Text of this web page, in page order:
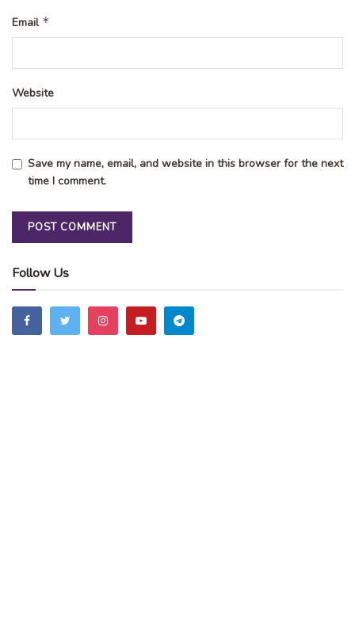
Email *
Website
Save my name, email, and website in this browser for the next
time I comment.
Follow Us